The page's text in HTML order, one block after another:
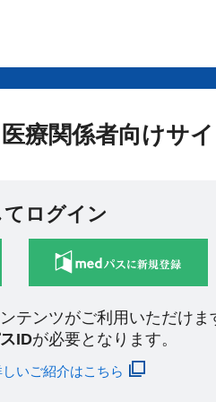
療関係者向けサ
ログイン
テンツがご利用いただけま
IDが必要となります。
いご紹介はこちら